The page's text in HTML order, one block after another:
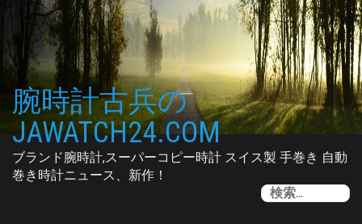
content
腕時計古兵の
JAWATCH24.COM
ブランド腕時計,スーパーコピー時計 スイス製 手巻き 自動
巻き時計ニュース、新作！